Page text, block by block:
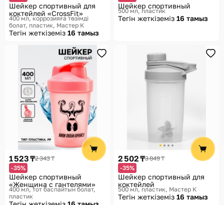
Шейкер спортивный для
коктейлей «CrossFit»
400 мл, коррозияға төзімді
болат, пластик Мастер К
Тегін жеткіземіз 16 тамыз
Шейкер спортивный
500 мл, пластик
Тегін жеткіземіз 16 тамыз
1 523 ₸2 343 ₸
-35%
Шейкер спортивный
«Женщина с гантелями»
400 мл, тот баспайтын болат,
пластик
2 502 ₸3 849 ₸
-35%
Шейкер спортивный для
коктейлей
500 мл, пластик Мастер К
Тегін жеткіземіз 16 тамыз